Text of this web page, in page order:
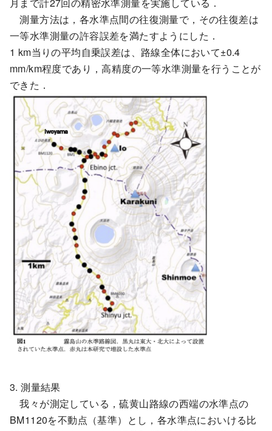
測量方法は，各水準点間の往復測量で，その往復差は
一等水準測量の許容誤差を満たすようにした．
1 km当りの平均自乗誤差は、路線全体において±0.4
mm/km程度であり，高精度の一等水準測量を行うことが
できた．
3. 測量結果
我々が測定している，硫黄山路線の西端の水準点の
BM1120を不動点（基準）とし，各水準点においける比